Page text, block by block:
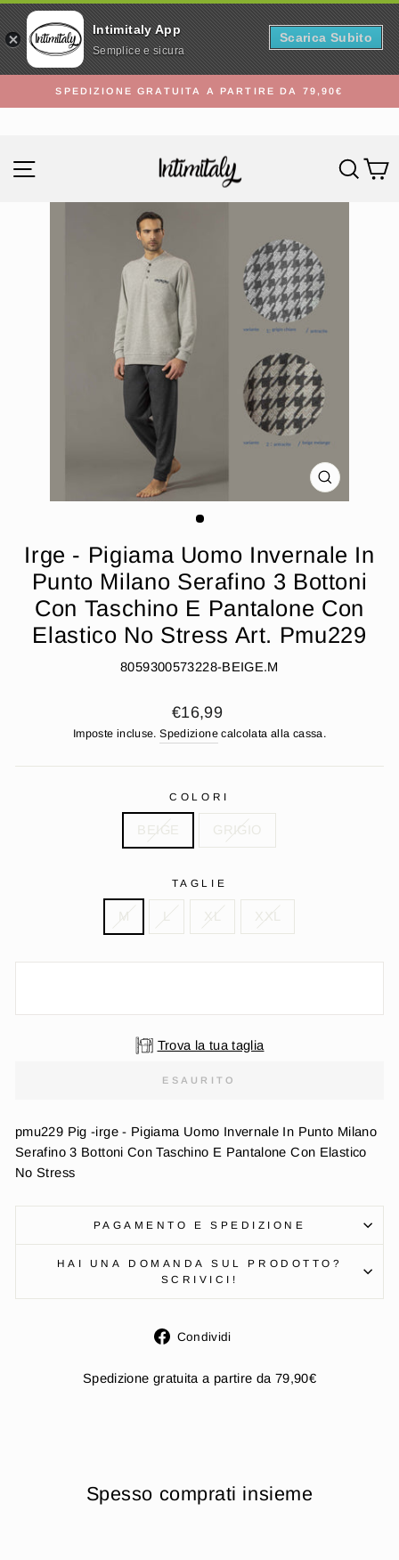
Metti
pausa
presentazione
SPEDIZIONE GRATUITA A PARTIRE DA 79,90€
Navigazione del sito
CHIUDI
(ESC)
Irge - Pigiama Uomo Invernale In
Punto Milano Serafino 3 Bottoni
Con Taschino E Pantalone Con
Elastico No Stress Art. Pmu229
8059300573228-BEIGE.M
Prezzo
di
€16,99
Imposte incluse.Spedizionecalcolata alla cassa.
COLORI
BEIGE GRIGIO
TAGLIE
M L XL XXL
Trova la tua taglia
ESAURITO
pmu229 Pig -irge - Pigiama Uomo Invernale In Punto Milano
Serafino 3 Bottoni Con Taschino E Pantalone Con Elastico
No Stress
PAGAMENTO E SPEDIZIONE
HAI UNA DOMANDA SUL PRODOTTO?
SCRIVICI!
Condividi
Facebook
Spedizione gratuita a partire da 79,90€
Spesso comprati insieme
Intimitaly App
Semplice e sicura
Scarica Subito